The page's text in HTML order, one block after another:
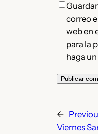
correo
web en
para la
haga
←
Viernes